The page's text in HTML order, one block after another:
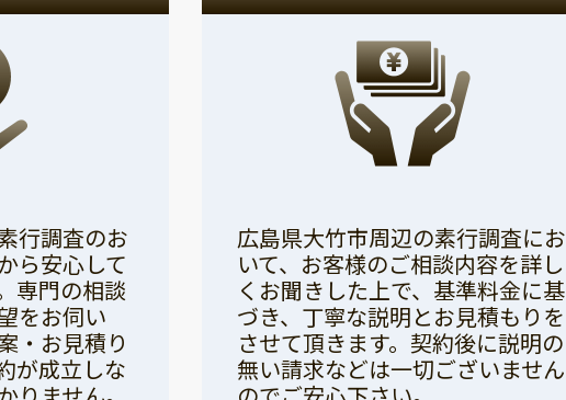
行調査のお
ら安心して
専門の相談
をお伺い
・お見積り
が成立しな
広島県大竹市周辺の素行調査にお
いて、お客様のご相談内容を詳し
くお聞きした上で、基準料金に基
づき、丁寧な説明とお見積もりを
させて頂きます。契約後に説明の
無い請求などは一切ございません